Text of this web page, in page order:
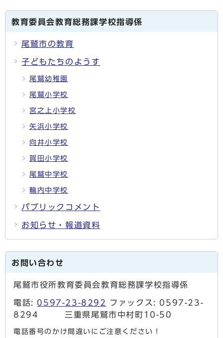
教育委員会教育総務課学校指導係
尾鷲市の教育
子どもたちのようす
尾鷲幼稚園
尾鷲小学校
宮之上小学校
矢浜小学校
向井小学校
賀田小学校
尾鷲中学校
輪内中学校
パブリックコメント
お知らせ・報道資料
お問い合わせ
尾鷲市役所教育委員会教育総務課学校指導係
電話: 0597-23-8292
ファックス: 0597-23-
8294 三重県尾鷲市中村町10-50
電話番号のかけ間違いにご注意ください！